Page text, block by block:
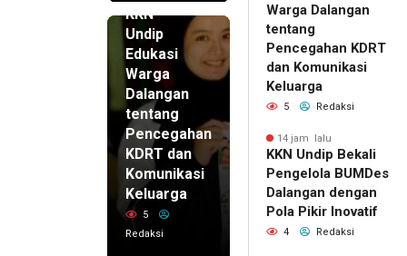
KKN
Undip
Edukasi
Warga
Dalangan
tentang
Pencegahan
KDRT dan
Komunikasi
Keluarga
5
Redaksi
Warga Dalangan
tentang
Pencegahan KDRT
dan Komunikasi
Keluarga
5 Redaksi
14 jam lalu
KKN Undip Bekali
Pengelola BUMDes
Dalangan dengan
Pola Pikir Inovatif
4 Redaksi